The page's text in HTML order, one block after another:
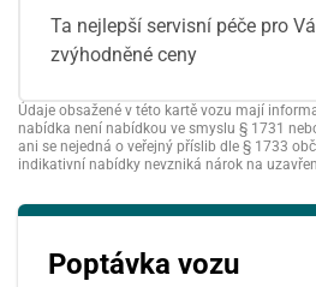
Ta nejlepší servisní péče pro
zvýhodněné ceny
Údaje obsažené v této kartě vozu mají
nabídka není nabídkou ve smyslu § 1731
ani se nejedná o veřejný příslib dle § 1733
indikativní nabídky nevzniká nárok na
Poptávka vozu